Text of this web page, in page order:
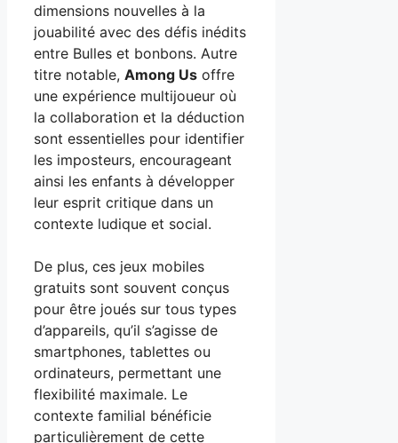
dimensions nouvelles à la
jouabilité avec des défis inédits
entre Bulles et bonbons. Autre
titre notable, Among Us offre
une expérience multijoueur où
la collaboration et la déduction
sont essentielles pour identifier
les imposteurs, encourageant
ainsi les enfants à développer
leur esprit critique dans un
contexte ludique et social.
De plus, ces jeux mobiles
gratuits sont souvent conçus
pour être joués sur tous types
d’appareils, qu’il s’agisse de
smartphones, tablettes ou
ordinateurs, permettant une
flexibilité maximale. Le
contexte familial bénéficie
particulièrement de cette